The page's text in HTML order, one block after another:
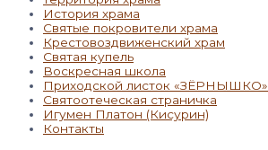
История храма
Святые покровители храма
Крестовоздвиженский храм
Святая купель
Воскресная школа
Приходской листок «ЗЁРНЫШКО»
Святоотеческая страничка
Игумен Платон (Кисурин)
Контакты